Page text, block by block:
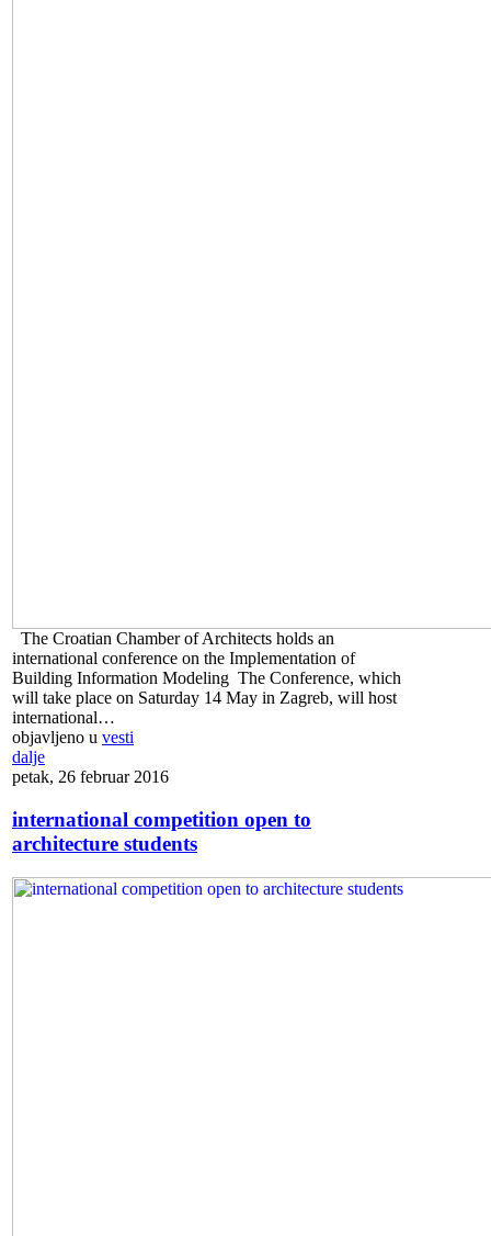
The Croatian Chamber of Architects holds an
international conference on the Implementation of
Building Information Modeling The Conference, which
will take place on Saturday 14 May in Zagreb, will host
international…
objavljeno u vesti
dalje
petak, 26 februar 2016
international competition open to
architecture students